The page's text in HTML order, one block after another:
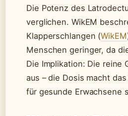
Die Potenz des
verglichen. WikEM
Klapperschlangen (WikEM
Menschen geringer, da
Die Implikation: Die reine
aus – die Dosis macht
für gesunde Erwachsene